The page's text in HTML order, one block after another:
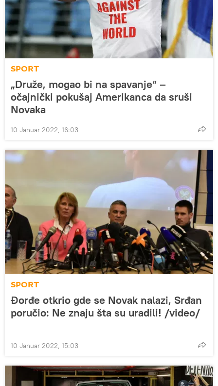
SPORT
„Druže, mogao bi na spavanje“ –
očajnički pokušaj Amerikanca da sruši
Novaka
10 Januar 2022, 16:03
SPORT
Đorđe otkrio gde se Novak nalazi, Srđan
poručio: Ne znaju šta su uradili! /video/
10 Januar 2022, 15:03